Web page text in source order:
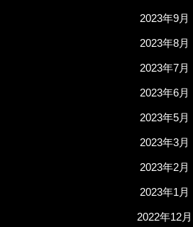
2023年9月
2023年8月
2023年7月
2023年6月
2023年5月
2023年3月
2023年2月
2023年1月
2022年12月